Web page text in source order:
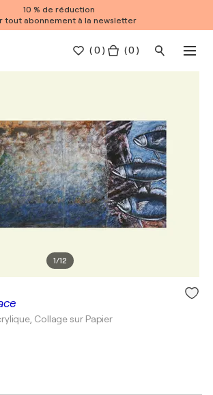
10 % de réduction
tout abonnement à la newsletter
(0 ) ( 0 )
1/12
Collage sur Papier